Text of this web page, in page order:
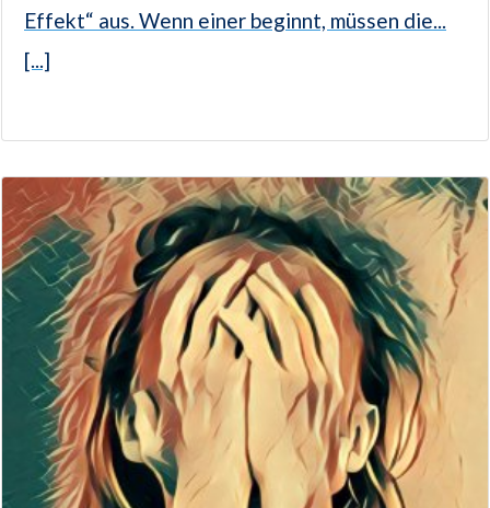
Effekt“ aus. Wenn einer beginnt, müssen die...
[...]